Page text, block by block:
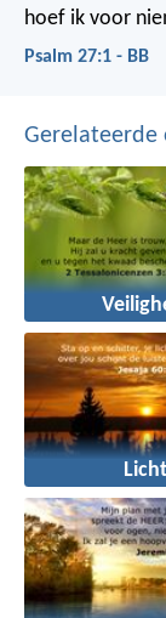
hoef ik voor
Psalm 27:1 - BB
Gerelateerde
Licht